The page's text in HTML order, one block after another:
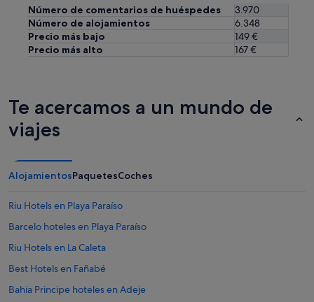
Número de comentarios de huéspedes
3.970
Número de alojamientos
6.348
Precio más bajo
149 €
Precio más alto
167 €
Te acercamos a un mundo de
viajes
AlojamientosPaquetesCoches
Riu Hotels en Playa Paraíso
Barcelo hoteles en Playa Paraíso
Riu Hotels en La Caleta
Best Hotels en Fañabé
Bahia Principe hoteles en Adeje